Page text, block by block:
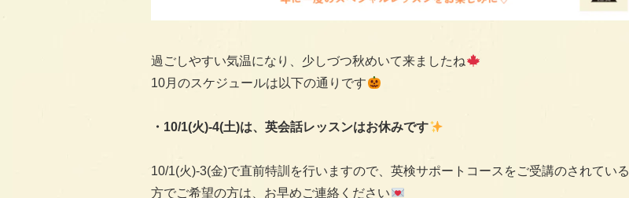
過ごしやすい気温になり、少しづつ秋めいて来ましたね
10月のスケジュールは以下の通りです
・10/1(火)-4(土)は、英会話レッスンはお休みです
10/1(火)-3(金)で直前特訓を行いますので、英検サポートコースをご受講のされている
方でご希望の方は、お早めご連絡ください